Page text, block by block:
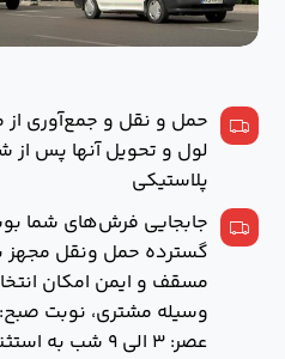
حمل و نقل و جمع‌آوری
لول و تحويل آنها پس
پلاستيكی
جابجایی فرش‌های شما
گسترده حمل ونقل مجهز
مسقف و ایمن امکان
عصر: ۳ الی ۹ شب به استثنای ماه‌های بهمن و اسفند